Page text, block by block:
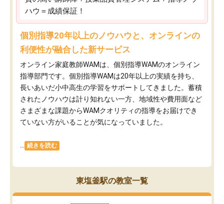
ハウ＝成績保証！
個別指導20年以上のノウハウと、オンラインの
利便性が融合した新サービス
オンライン家庭教師WAMは、個別指導WAMのオンライン
指導部門です。個別指導WAMは20年以上の実績を持ち、
長いあいだ小中高生の学習をサポートしてきました。蓄積
されたノウハウは計り知れない一方、地域性や費用面など
さまざまな課題からWAMクオリティの指導をお届けでき
ていない方がいることが気になっていました。
続きを読む
東塩釜駅の教室一覧